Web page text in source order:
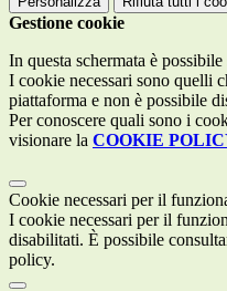
Gestione cookie
In questa schermata è
I cookie necessari sono quelli
piattaforma e non è possibile
Per conoscere quali sono i
visionare la COOKIE
Cookie necessari per il
I cookie necessari per il
disabilitati. È possibile
policy.